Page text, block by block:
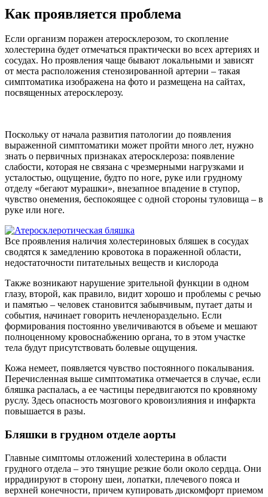
Как проявляется проблема
Если организм поражен атеросклерозом, то скопление
холестерина будет отмечаться практически во всех артериях и
сосудах. Но проявления чаще бывают локальными и зависят
от места расположения стенозированной артерии – такая
симптоматика изображена на фото и размещена на сайтах,
посвященных атеросклерозу.
Поскольку от начала развития патологии до появления
выраженной симптоматики может пройти много лет, нужно
знать о первичных признаках атеросклероза: появление
слабости, которая не связана с чрезмерными нагрузками и
усталостью, ощущение, будто по ноге, руке или грудному
отделу «бегают мурашки», внезапное впадение в ступор,
чувство онемения, беспокоящее с одной стороны туловища – в
руке или ноге.
Все проявления наличия холестериновых бляшек в сосудах
сводятся к замедлению кровотока в пораженной области,
недостаточности питательных веществ и кислорода
Также возникают нарушение зрительной функции в одном
глазу, второй, как правило, видит хорошо и проблемы с речью
и памятью – человек становится забывчивым, путает даты и
события, начинает говорить нечленораздельно. Если
формирования постоянно увеличиваются в объеме и мешают
полноценному кровоснабжению органа, то в этом участке
тела будут присутствовать болевые ощущения.
Кожа немеет, появляется чувство постоянного покалывания.
Перечисленная выше симптоматика отмечается в случае, если
бляшка распалась, а ее частицы передвигаются по кровяному
руслу. Здесь опасность мозгового кровоизлияния и инфаркта
повышается в разы.
Бляшки в грудном отделе аорты
Главные симптомы отложений холестерина в области
грудного отдела – это тянущие резкие боли около сердца. Они
иррадиируют в сторону шеи, лопатки, плечевого пояса и
верхней конечности, причем купировать дискомфорт приемом